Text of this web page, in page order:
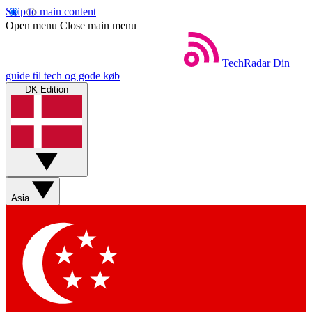
Skip to main content
Open menu Close main menu
TechRadar Din
guide til tech og gode køb
DK Edition
Asia